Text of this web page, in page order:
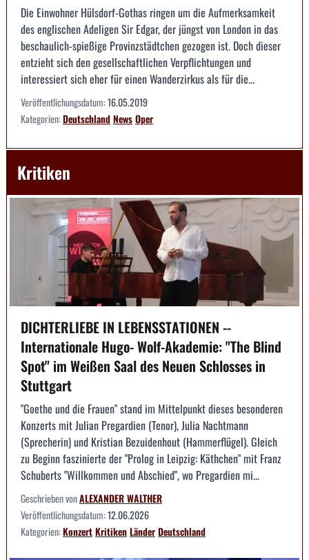
Die Einwohner Hülsdorf-Gothas ringen um die Aufmerksamkeit
des englischen Adeligen Sir Edgar, der jüngst von London in das
beschaulich-spießige Provinzstädtchen gezogen ist. Doch dieser
entzieht sich den gesellschaftlichen Verpflichtungen und
interessiert sich eher für einen Wanderzirkus als für die...
Veröffentlichungsdatum:16.05.2019
Kategorien:DeutschlandNewsOper
Kritiken
DICHTERLIEBE IN LEBENSSTATIONEN --
Internationale Hugo- Wolf-Akademie: "The Blind
Spot" im Weißen Saal des Neuen Schlosses in
Stuttgart
"Goethe und die Frauen" stand im Mittelpunkt dieses besonderen
Konzerts mit Julian Pregardien (Tenor), Julia Nachtmann
(Sprecherin) und Kristian Bezuidenhout (Hammerflügel). Gleich
zu Beginn faszinierte der "Prolog in Leipzig: Käthchen" mit Franz
Schuberts "Willkommen und Abschied", wo Pregardien mi...
Geschrieben vonALEXANDER WALTHER
Veröffentlichungsdatum:12.06.2026
Kategorien:KonzertKritikenLänderDeutschland